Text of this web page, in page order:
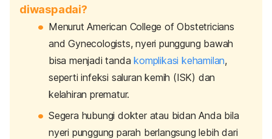
diwaspadai?
Menurut American College of Obstetricians
and Gynecologists, nyeri punggung bawah
bisa menjadi tandakomplikasi kehamilan,
seperti infeksi saluran kemih (ISK) dan
kelahiran prematur.
Segera hubungi dokter atau bidan Anda bila
nyeri punggung parah berlangsung lebih dari